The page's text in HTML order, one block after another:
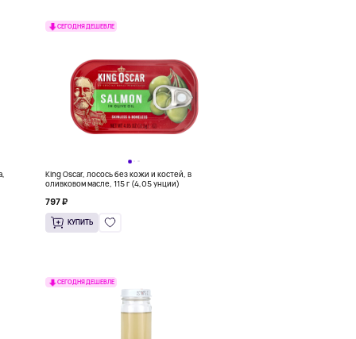
СЕГОДНЯ ДЕШЕВЛЕ
King Oscar, лосось без кожи и костей, в
оливковом масле, 115 г (4,05 унции)
797 ₽
КУПИТЬ
СЕГОДНЯ ДЕШЕВЛЕ